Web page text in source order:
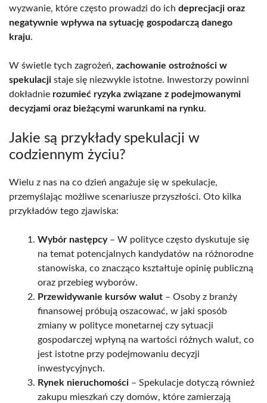
wyzwanie, które często prowadzi do ich deprecjacji oraz
negatywnie wpływa na sytuację gospodarczą danego
kraju.
W świetle tych zagrożeń, zachowanie ostrożności w
spekulacji staje się niezwykle istotne. Inwestorzy powinni
dokładnie rozumieć ryzyka związane z podejmowanymi
decyzjami oraz bieżącymi warunkami na rynku.
Jakie są przykłady spekulacji w
codziennym życiu?
Wielu z nas na co dzień angażuje się w spekulacje,
przemyślając możliwe scenariusze przyszłości. Oto kilka
przykładów tego zjawiska:
Wybór następcy– W polityce często dyskutuje się
na temat potencjalnych kandydatów na różnorodne
stanowiska, co znacząco kształtuje opinię publiczną
oraz przebieg wyborów.
Przewidywanie kursów walut – Osoby z branży
finansowej próbują oszacować, w jaki sposób
zmiany w polityce monetarnej czy sytuacji
gospodarczej wpłyną na wartości różnych walut, co
jest istotne przy podejmowaniu decyzji
inwestycyjnych.
Rynek nieruchomości – Spekulacje dotyczą również
zakupu mieszkań czy domów, które zamierzają